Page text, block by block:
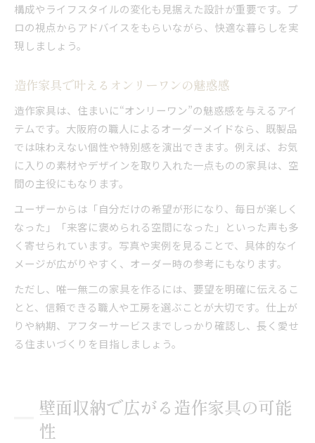
構成やライフスタイルの変化も見据えた設計が重要です。プ
ロの視点からアドバイスをもらいながら、快適な暮らしを実
現しましょう。
造作家具で叶えるオンリーワンの魅惑感
造作家具は、住まいに“オンリーワン”の魅惑感を与えるアイ
テムです。大阪府の職人によるオーダーメイドなら、既製品
では味わえない個性や特別感を演出できます。例えば、お気
に入りの素材やデザインを取り入れた一点ものの家具は、空
間の主役にもなります。
ユーザーからは「自分だけの希望が形になり、毎日が楽しく
なった」「来客に褒められる空間になった」といった声も多
く寄せられています。写真や実例を見ることで、具体的なイ
メージが広がりやすく、オーダー時の参考にもなります。
ただし、唯一無二の家具を作るには、要望を明確に伝えるこ
とと、信頼できる職人や工房を選ぶことが大切です。仕上が
りや納期、アフターサービスまでしっかり確認し、長く愛せ
る住まいづくりを目指しましょう。
壁面収納で広がる造作家具の可能
性